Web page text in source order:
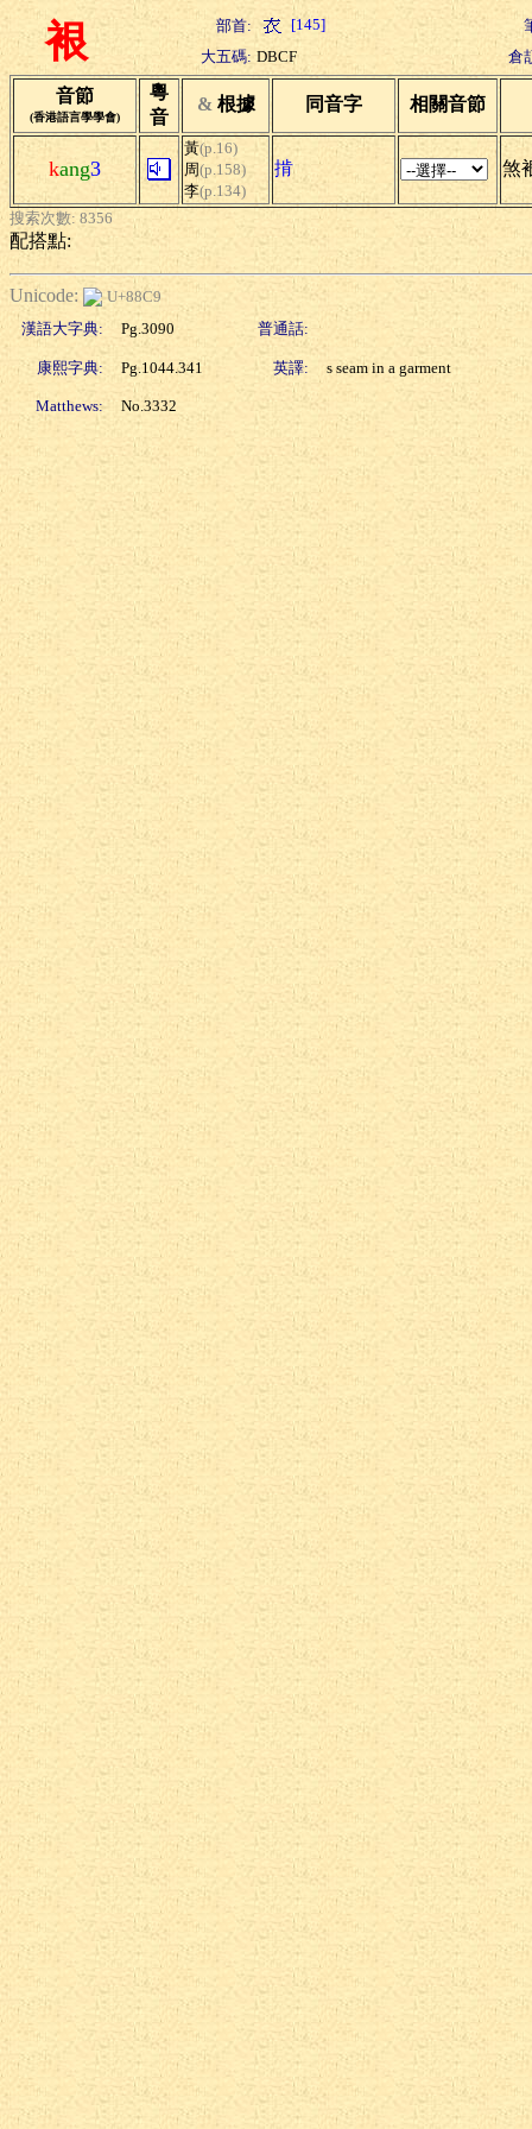
裉 部首: [145]
大五碼: DBCF 倉
音節
(香港語言學學會)
粵
音
& 根據 同音字 相關音節
kang3
黃(p.16)
周(p.158)
李(p.134)
掯 煞
搜索次數: 8356
配搭點:
Unicode:
U+88C9
漢語大字典:
Pg.3090 普通話:
康熙字典: Pg.1044.341 英譯: s seam in a garment
Matthews: No.3332